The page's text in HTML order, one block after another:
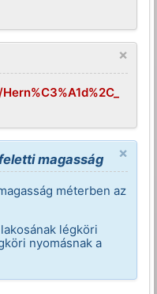
×
×
magasság
méterben az
légköri
nyomásnak a